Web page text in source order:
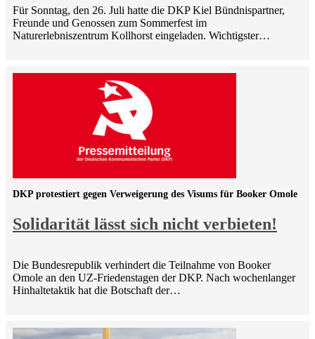
Für Sonntag, den 26. Juli hatte die DKP Kiel Bündnispartner,
Freunde und Genossen zum Sommerfest im
Naturerlebniszentrum Kollhorst eingeladen. Wichtigster…
Solidarität lässt sich nicht verbieten!
DKP protestiert gegen Verweigerung des Visums für Booker Omole
Die Bundesrepublik verhindert die Teilnahme von Booker
Omole an den UZ-Friedenstagen der DKP. Nach wochenlanger
Hinhaltetaktik hat die Botschaft der…